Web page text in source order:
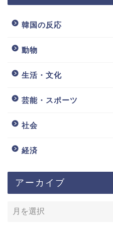
韓国の反応
動物
生活・文化
芸能・スポーツ
社会
経済
アーカイブ